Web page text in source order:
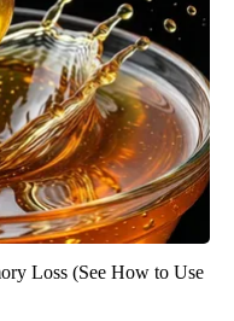
Loss (See How to Use